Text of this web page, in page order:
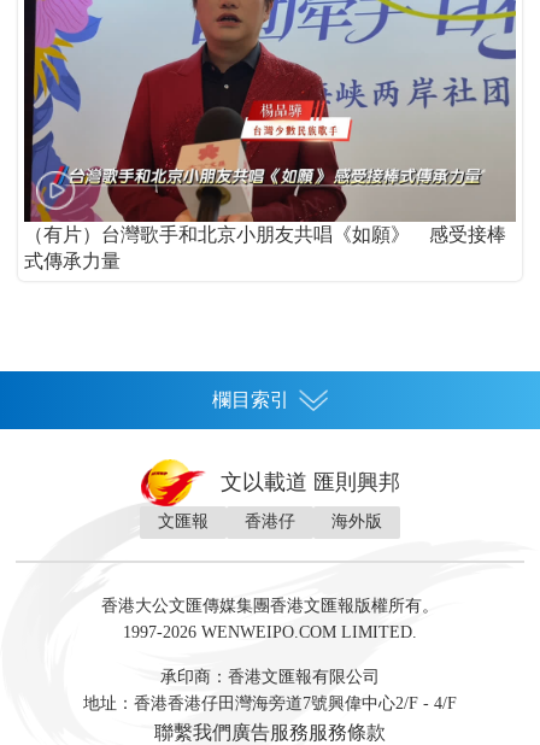
（有片）台灣歌手和北京小朋友共唱《如願》 感受接棒
式傳承力量
欄目索引
灣區人
財經 地產 投資 財評 數字經濟
訪談 直播 經湋論
藝術 文學
文以載道 匯則興邦
文匯報 香港仔 海外版
香港大公文匯傳媒集團香港文匯報版權所有。
1997-2026 WENWEIPO.COM LIMITED.
承印商：香港文匯報有限公司
地址：香港香港仔田灣海旁道7號興偉中心2/F - 4/F
聯繫我們 廣告服務服務條款